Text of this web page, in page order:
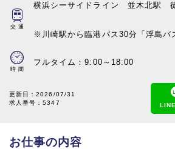
交通
横浜シーサイドライン 並木北駅
※川崎駅から臨港バス30分「浮島バ
時間
フルタイム：9:00～18:00
更新日：2026/07/31
求人番号：5347
お仕事の内容